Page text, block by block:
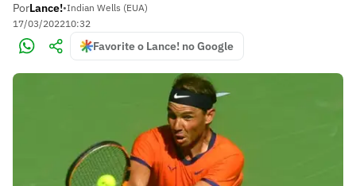
PorLance!•Indian Wells (EUA)
17/03/202210:32
Favorite o Lance! no Google